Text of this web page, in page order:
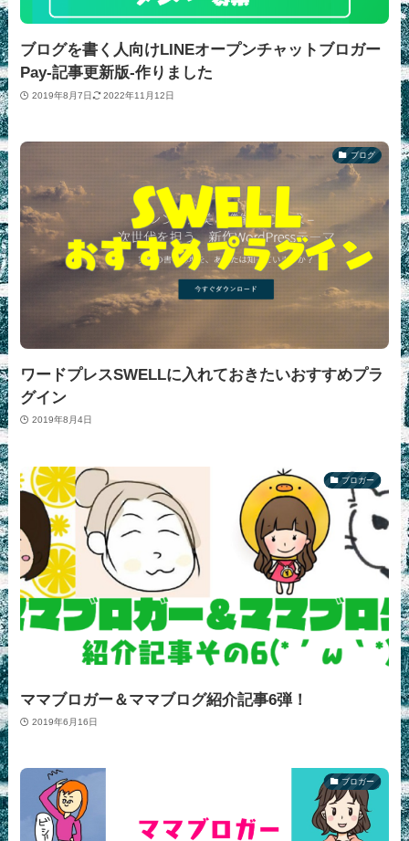
ブログを書く人向けLINEオープンチャットブロガー
Pay-記事更新版-作りました
2019年8月7日 2022年11月12日
ブログ
ワードプレスSWELLに入れておきたいおすすめプラ
グイン
2019年8月4日
ブロガー
ママブロガー＆ママブログ紹介記事6弾！
2019年6月16日
ブロガー